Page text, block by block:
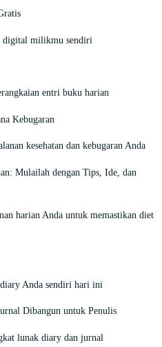
digital milikmu sendiri
entri buku harian
Kebugaran
kesehatan dan kebugaran Anda
Mulailah dengan Tips, Ide, dan
harian Anda untuk memastikan diet
Anda sendiri hari ini
Dibangun untuk Penulis
lunak diary dan jurnal